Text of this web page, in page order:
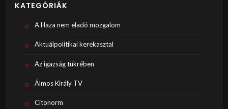
KATEGÓRIÁK
A Haza nem eladó mozgalom
Aktuálpolitikai kerekasztal
Az igazság tükrében
Álmos Király TV
Citonorm